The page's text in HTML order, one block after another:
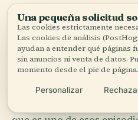
mueven, los nombres
permanece, afilada como
Dubrovnik aporta una
Držić, dramaturgo y
comedias y luego intentó
una conjura contra los
Una pequeña solicitud
Las cookies estrictamente
Las cookies de análisis
ayudan a entender qué páginas
sin anuncios ni venta de datos.
momento desde el pie de página.
Personalizar